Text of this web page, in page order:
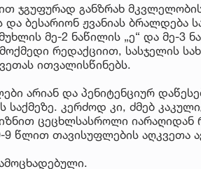
ჯგუფურად განზრახ
ბესარიონ ჟვანიას ბრალდება
მე-2 ნაწილის „ე“ და მე-3
რედაქციით, სასჯელის
ითვალისწინებს.
არიან და პენიტენციურ
კერძოდ კი, ძმებ
ცეცხლსასროლი იარაღიდან
წლით თავისუფლების აღკვეთა